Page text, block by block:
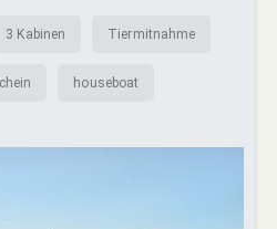
3 Kabinen Tiermitnahme
houseboat